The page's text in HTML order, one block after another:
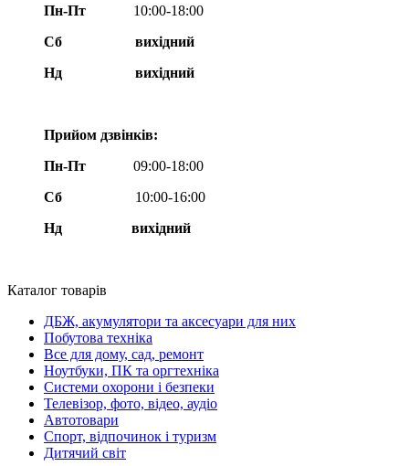
Пн-Пт
10:00-18:00
Сб
вихідний
Нд
вихідний
Прийом дзвінків:
Пн-Пт
09:00-18:00
Сб
10:00-16:00
Нд вихідний
Каталог товарів
ДБЖ, акумулятори та аксесуари для них
Побутова техніка
Все для дому, сад, ремонт
Ноутбуки, ПК та оргтехніка
Системи охорони і безпеки
Телевізор, фото, відео, аудіо
Автотовари
Спорт, відпочинок і туризм
Дитячий світ